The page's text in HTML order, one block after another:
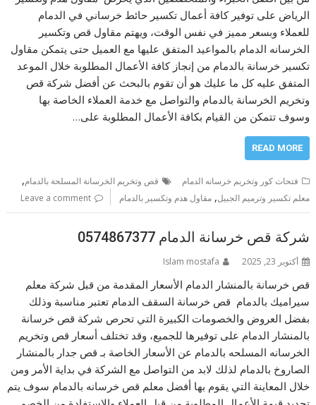
الرياض على توفير كافة أعمال تكسير حائط خرساني في الدمام
للعملاء وبسعر مميز في نفس الوقت، ويهتم مقاول قص وتكسير
الخرسانه الدمام بالمواعيد المتفق عليها مع العميل حتى يتمكن مقاول
تكسير خرسانة بالدمام من إنجاز كافة الأعمال المطلوبة خلال الموعد
المتفق عليه كل ما عليك هو أن تقوم بالبحث عن أفضل شركة قص
وتخريم الخرسانة بالدمام والتواصل مع خدمة العملاء الخاصة بها
وسوف تتمكن من القيام بكافة الأعمال المطلوبة على…
READ MORE
فتحات كور وتخريم خرسانه الدمام قص وتخريم الخرسانة المسلحة بالدمام,
معلم تكسير وترميم الجبيل,مقاول هدم وتكسير بالدمام Leave a comment
شركة قص خرسانة الدمام 0574867377
أكتوبر 23, 2025 Islam mostafa
قص خرسانة بالمنشار الدمام الأسعار المقدمة من قبل شركة معلم
سيراميك بالدمام قص خرسانة السقف الدمام تعتبر مناسبة وذلك
بفضل العروض والخصومات الكبيرة التي تحرص شركة قص خرسانة
بالمنشار الدمام على توفيرها للجميع، وقد تختلف أسعار قص وتخريم
الخرسانه المسلحه بالدمام عن الأسعار الخاصة بـ قص جدار بالمنشار
الصاروخ بالدمام لذلك لابد من التواصل مع الشركة في بداية الأمر ومن
خلال المعاينة التي يقوم بها أفضل معلم قص خرسانه بالدمام سوف يتم